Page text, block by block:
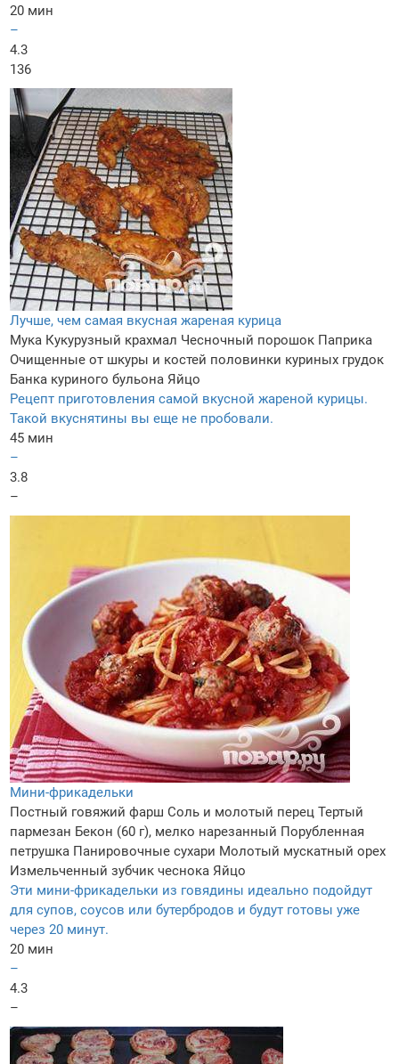
20 мин
–
4.3
136
Лучше, чем самая вкусная жареная курица
Мука Кукурузный крахмал Чесночный порошок Паприка
Очищенные от шкуры и костей половинки куриных грудок
Банка куриного бульона Яйцо
Рецепт приготовления самой вкусной жареной курицы.
Такой вкуснятины вы еще не пробовали.
45 мин
–
3.8
–
Мини-фрикадельки
Постный говяжий фарш Соль и молотый перец Тертый
пармезан Бекон (60 г), мелко нарезанный Порубленная
петрушка Панировочные сухари Молотый мускатный орех
Измельченный зубчик чеснока Яйцо
Эти мини-фрикадельки из говядины идеально подойдут
для супов, соусов или бутербродов и будут готовы уже
через 20 минут.
20 мин
–
4.3
–